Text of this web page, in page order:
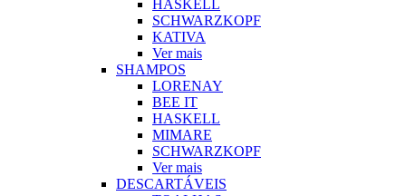
HASKELL
SCHWARZKOPF
KATIVA
Ver mais
SHAMPOS
LORENAY
BEE IT
HASKELL
MIMARE
SCHWARZKOPF
Ver mais
DESCARTÁVEIS